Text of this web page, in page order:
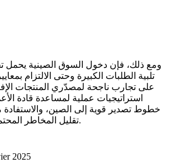
ومع ذلك، فإن دخول السوق الصينية يحمل
تلبية الطلبات الكبيرة وحتى الالتزام
على تجارب ناجحة لمصدّري المنتجات
استراتيجيات عملية لمساعدة قادة
خطوط تصدير قوية إلى الصين،
تقليل المخاطر المحتملة عبر سلسلة القيمة.
2025